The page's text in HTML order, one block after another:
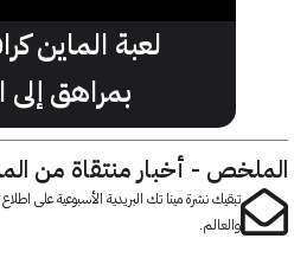
لعبة الماين
بمراهق إلى
- أخبار منتقاة من
تبقيك نشرة مينا تك البريدية الأسبوعية على اطلاع بأهم
والعالم.